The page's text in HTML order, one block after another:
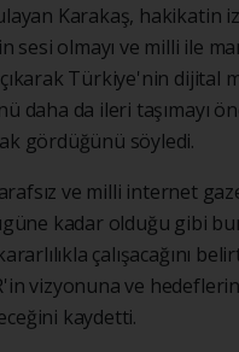
Karakaş, hakikatin
sesi olmayı ve milli ile
Türkiye'nin dijital
daha da ileri taşımayı
gördüğünü söyledi.
ve milli internet
kadar olduğu gibi
çalışacağını
vizyonuna ve
kaydetti.